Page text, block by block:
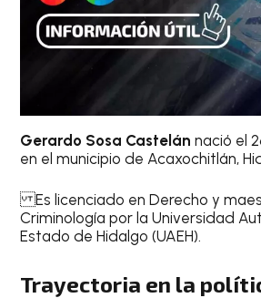
Gerardo Sosa Castelánnació el
en el municipio de Acaxochitlán,
Es licenciado en Derecho y
Criminología por la Universidad
Estado de Hidalgo (UAEH).
Trayectoria en la